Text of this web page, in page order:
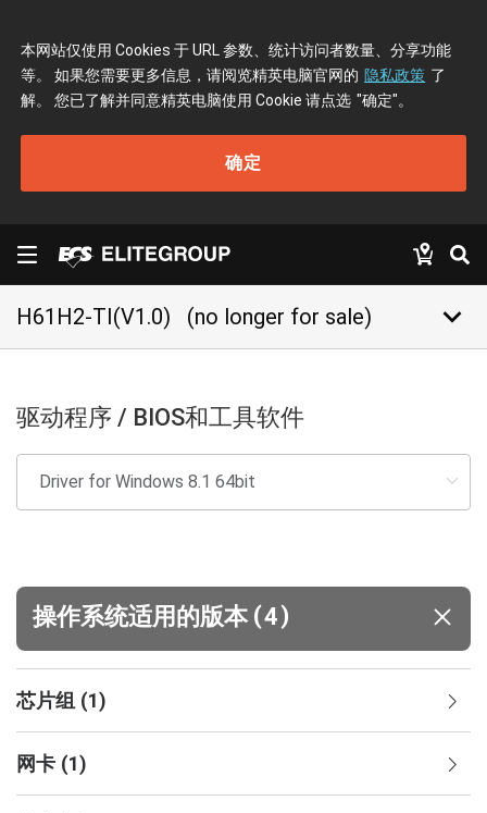
本网站仅使用 Cookies 于 URL 参数、统计访问者数量、分享功能
等。 如果您需要更多信息，请阅览精英电脑官网的 隐私政策 了
解。 您已了解并同意精英电脑使用 Cookie 请点选 "确定"。
确定
H61H2-TI(V1.0) (no longer for sale) keyboard_arrow_down
驱动程序 / BIOS和工具软件
操作系统适用的版本 (4)
芯片组 (1)
网卡 (1)